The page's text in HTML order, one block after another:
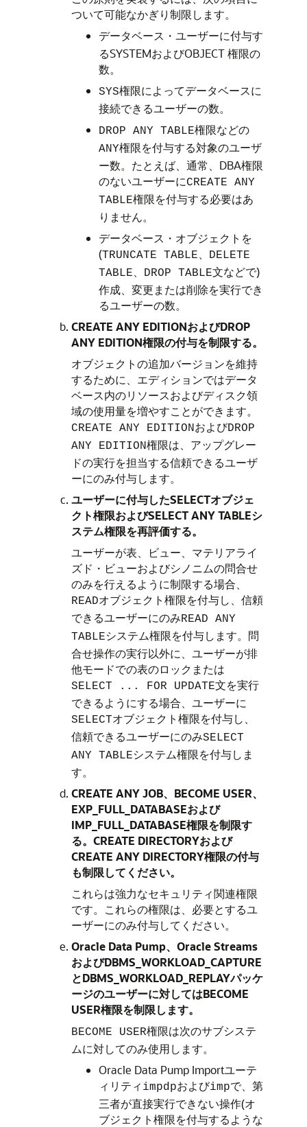
ついて可能なかぎり制限します。
データベース・ユーザーに付与す
るSYSTEMおよびOBJECT 権限の
数。
SYS権限によってデータベースに
接続できるユーザーの数。
DROP ANY TABLE権限などの
ANY権限を付与する対象のユーザ
ー数。たとえば、通常、DBA権限
のないユーザーにCREATE ANY
TABLE権限を付与する必要はあ
りません。
データベース・オブジェクトを
(TRUNCATE TABLE
DELETE
TABLE
DROP TABLE文などで)
作成、変更または削除を実行でき
るユーザーの数。
CREATE ANY EDITIONおよびDROP
ANY EDITION権限の付与を制限する。
オブジェクトの追加バージョンを維持
するために、エディションではデータ
ベース内のリソースおよびディスク領
域の使用量を増やすことができます。
CREATE ANY EDITIONおよびDROP
ANY EDITION権限は、アップグレー
ドの実行を担当する信頼できるユーザ
ーにのみ付与します。
ユーザーに付与したSELECTオブジェ
クト権限およびSELECT ANY TABLEシ
ステム権限を再評価する。
ユーザーが表、ビュー、マテリアライ
ズド・ビューおよびシノニムの問合せ
のみを行えるように制限する場合、
READオブジェクト権限を付与し、信頼
できるユーザーにのみREAD ANY
TABLEシステム権限を付与します。問
合せ操作の実行以外に、ユーザーが排
他モードでの表のロックまたは
SELECT ... FOR UPDATE文を実行
できるようにする場合、ユーザーに
SELECTオブジェクト権限を付与し、
信頼できるユーザーにのみSELECT
ANY TABLEシステム権限を付与しま
す。
CREATE ANY JOB、BECOME USER、
EXP_FULL_DATABASEおよび
IMP_FULL_DATABASE権限を制限す
る。CREATE DIRECTORYおよび
CREATE ANY DIRECTORY権限の付与
も制限してください。
これらは強力なセキュリティ関連権限
です。これらの権限は、必要とするユ
ーザーにのみ付与してください。
Oracle Data Pump、Oracle Streams
およびDBMS_WORKLOAD_CAPTURE
とDBMS_WORKLOAD_REPLAYパッケ
ージのユーザーに対してはBECOME
USER権限を制限します。
BECOME USER権限は次のサブシステ
ムに対してのみ使用します。
Oracle Data Pump Importユーテ
ィリティ impdpおよびimpで、第
三者が直接実行できない操作(オ
ブジェクト権限を付与するような